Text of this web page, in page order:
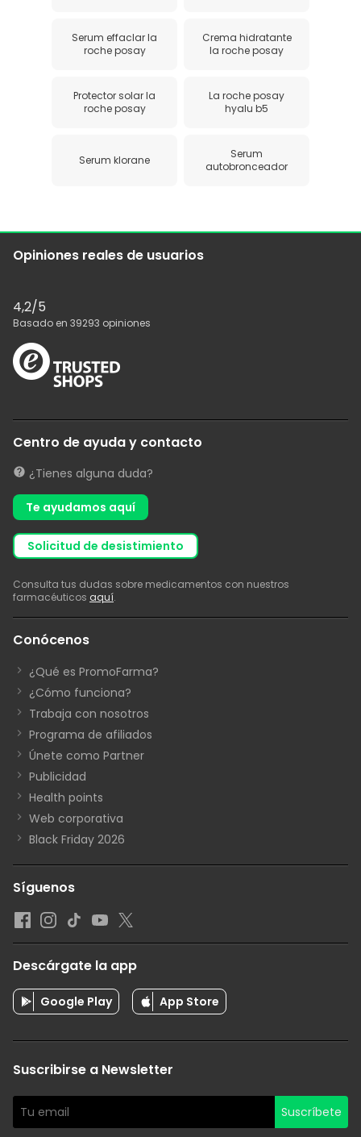
Serum effaclar la
roche posay
Crema hidratante
la roche posay
Protector solar la
roche posay
La roche posay
hyalu b5
Serum klorane
Serum
autobronceador
Opiniones reales de usuarios
4,2/5
Basado en 39293 opiniones
Centro de ayuda y contacto
¿Tienes alguna duda?
Te ayudamos aquí
solicitud de desistimiento
Consulta tus dudas sobre medicamentos con nuestros
farmacéuticos aquí.
Conócenos
¿Qué es PromoFarma?
¿Cómo funciona?
Trabaja con nosotros
Programa de afiliados
Únete como Partner
Publicidad
Health points
Web corporativa
Black Friday 2026
Síguenos
Descárgate la app
Google Play App Store
Suscribirse a Newsletter
Suscríbete